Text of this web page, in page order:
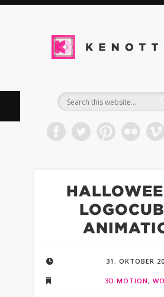
WORK
DOWNLOADS
TIMELINE
BLOG
INFO
IMPRESSUM
31. OKTOBER
3D MOTION ,